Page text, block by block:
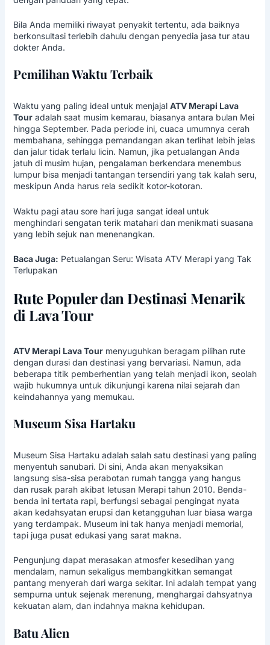
Bila Anda memiliki riwayat penyakit tertentu, ada baiknya
berkonsultasi terlebih dahulu dengan penyedia jasa tur atau
dokter Anda.
Pemilihan Waktu Terbaik
Waktu yang paling ideal untuk menjajal ATV Merapi Lava
Touradalah saat musim kemarau, biasanya antara bulan Mei
hingga September. Pada periode ini, cuaca umumnya cerah
membahana, sehingga pemandangan akan terlihat lebih jelas
dan jalur tidak terlalu licin. Namun, jika petualangan Anda
jatuh di musim hujan, pengalaman berkendara menembus
lumpur bisa menjadi tantangan tersendiri yang tak kalah seru,
meskipun Anda harus rela sedikit kotor-kotoran.
Waktu pagi atau sore hari juga sangat ideal untuk
menghindari sengatan terik matahari dan menikmati suasana
yang lebih sejuk nan menenangkan.
Baca Juga: Petualangan Seru: Wisata ATV Merapi yang Tak
Terlupakan
Rute Populer dan Destinasi Menarik
di Lava Tour
ATV Merapi Lava Tourmenyuguhkan beragam pilihan rute
dengan durasi dan destinasi yang bervariasi. Namun, ada
beberapa titik pemberhentian yang telah menjadi ikon, seolah
wajib hukumnya untuk dikunjungi karena nilai sejarah dan
keindahannya yang memukau.
Museum Sisa Hartaku
Museum Sisa Hartaku adalah salah satu destinasi yang paling
menyentuh sanubari. Di sini, Anda akan menyaksikan
langsung sisa-sisa perabotan rumah tangga yang hangus
dan rusak parah akibat letusan Merapi tahun 2010. Benda-
benda ini tertata rapi, berfungsi sebagai pengingat nyata
akan kedahsyatan erupsi dan ketangguhan luar biasa warga
yang terdampak. Museum ini tak hanya menjadi memorial,
tapi juga pusat edukasi yang sarat makna.
Pengunjung dapat merasakan atmosfer kesedihan yang
mendalam, namun sekaligus membangkitkan semangat
pantang menyerah dari warga sekitar. Ini adalah tempat yang
sempurna untuk sejenak merenung, menghargai dahsyatnya
kekuatan alam, dan indahnya makna kehidupan.
Batu Alien